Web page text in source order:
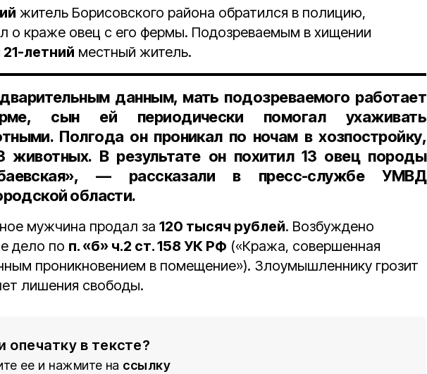
житель Борисовского района обратился в полицию,
о краже овец с его фермы. Подозреваемым в хищении
21-летний местный житель.
данным, мать подозреваемого работает
сын ей периодически помогал ухаживать
Полгода он проникал по ночам в хозпостройку,
животных. В результате он похитил 13 овец породы
— рассказали в пресс-службе УМВД
области.
мужчина продал за 120 тысяч рублей. Возбуждено
дело по п. «б» ч.2 ст. 158 УК РФ («Кража, совершенная
проникновением в помещение»). Злоумышленнику грозит
лишения свободы.
опечатку в тексте?
ее и нажмите на ссылку